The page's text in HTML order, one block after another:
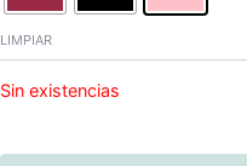
LIMPIAR
Sin existencias